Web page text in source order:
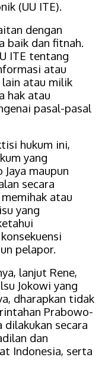
(UU ITE).
dengan
baik dan fitnah.
ITE tentang
atau
atau milik
hak atau
pasal-pasal
hukum ini,
yang
maupun
secara
atau
yang
pelapor.
lanjut Rene,
Jokowi yang
dharapkan tidak
Prabowo-
dilakukan secara
dan
Indonesia, serta